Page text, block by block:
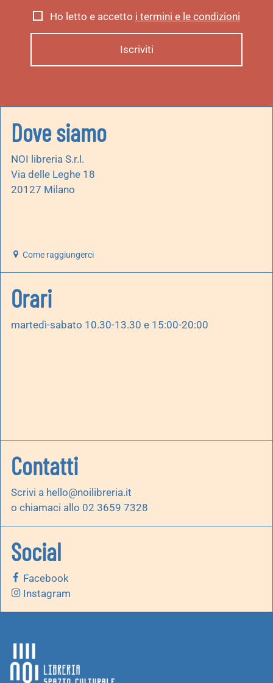
Ho letto e accetto i termini e le condizioni
Dove siamo
NOI libreria S.r.l.
Via delle Leghe 18
20127 Milano
Come raggiungerci
Orari
martedì-sabato 10.30-13.30 e 15:00-20:00
Contatti
Scrivi a hello@noilibreria.it
o chiamaci allo 02 3659 7328
Social
Facebook
Instagram